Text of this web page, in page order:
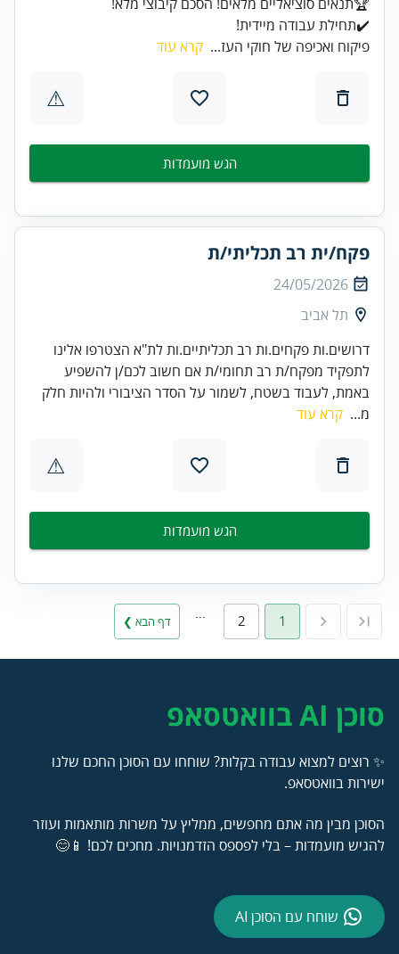
✔️תחילת עבודה מיידית!
פיקוח ואכיפה של חוקי העז... קרא עוד
⚠
הגש מועמדות
פקח/ית רב תכליתי/ת
24/05/2026
תל אביב
דרושים.ות פקחים.ות רב תכליתיים.ות לת"א הצטרפו אלינו
לתפקיד מפקח/ת רב תחומי/ת אם חשוב לכם/ן להשפיע
באמת, לעבוד בשטח, לשמור על הסדר הציבורי ולהיות חלק
מ... קרא עוד
⚠
הגש מועמדות
1
2 דף הבא ❯
סוכן AI בוואטסאפ
✨ רוצים למצוא עבודה בקלות? שוחחו עם הסוכן החכם שלנו
ישירות בוואטסאפ.
הסוכן מבין מה אתם מחפשים, ממליץ על משרות מותאמות ועוזר
להגיש מועמדות – בלי לפספס הזדמנויות. מחכים לכם! 📱😊
שוחח עם הסוכן AI